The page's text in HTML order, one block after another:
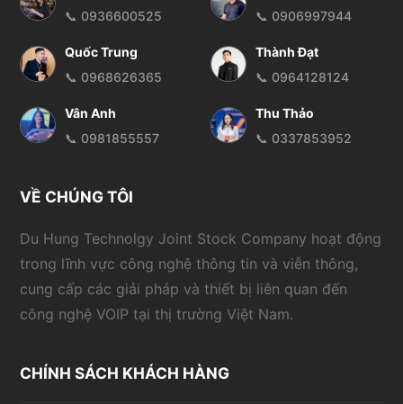
📞 0936600525
📞 0906997944
Quốc Trung
📞 0968626365
Thành Đạt
📞 0964128124
Vân Anh
📞 0981855557
Thu Thảo
📞 0337853952
VỀ CHÚNG TÔI
Du Hung Technolgy Joint Stock Company hoạt động
trong lĩnh vực công nghệ thông tin và viễn thông,
cung cấp các giải pháp và thiết bị liên quan đến
công nghệ VOIP tại thị trường Việt Nam.
CHÍNH SÁCH KHÁCH HÀNG